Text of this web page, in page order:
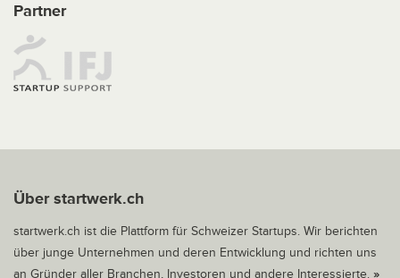
Partner
Über startwerk.ch
startwerk.ch ist die Plattform für Schweizer Startups. Wir berichten
über junge Unternehmen und deren Entwicklung und richten uns
an Gründer aller Branchen, Investoren und andere Interessierte. »